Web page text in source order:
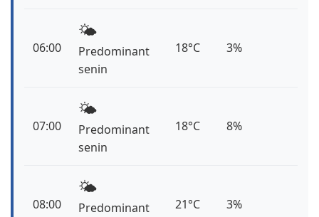
06:00
🌤️
Predominant
senin
18°C 3%
07:00
🌤️
Predominant
senin
18°C 8%
08:00
🌤️
Predominant
21°C 3%